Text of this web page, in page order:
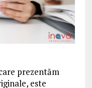
prezentăm
este